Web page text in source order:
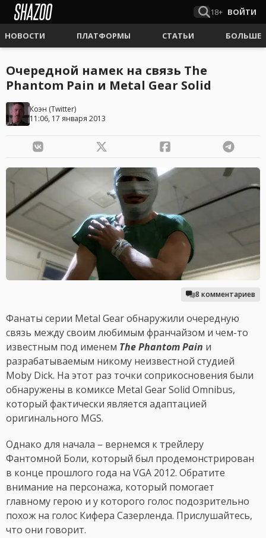
18+ ВОЙТИ
НОВОСТИ ПЛАТФОРМЫ СТАТЬИ БОЛЬШЕ
Очередной намек на связь The
Phantom Pain и Metal Gear Solid
Коэн (Twitter)
11:06, 17 января 2013
8 комментариев
Фанаты серии Metal Gear обнаружили очередную
связь между своим любимым франчайзом и чем-то
известным под именем The Phantom Pain и
разрабатываемым никому неизвестной студией
Moby Dick. На этот раз точки соприкосновения были
обнаружены в комиксе Metal Gear Solid Omnibus,
который фактически является адаптацией
оригинального MGS.
Однако для начала – вернемся к трейлеру
Фантомной Боли, который был продемонстрирован
в конце прошлого года на VGA 2012. Обратите
внимание на персонажа, который помогает
главному герою и у которого голос подозрительно
похож на голос Кифера Сазерленда. Прислушайтесь,
что они говорит.